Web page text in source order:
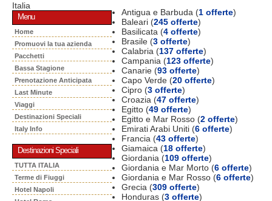
Italia
Menu
Home
Promuovi la tua azienda
Pacchetti
Bassa Stagione
Prenotazione Anticipata
Last Minute
Viaggi
Destinazioni Speciali
Italy Info
Destinazioni Speciali
TUTTA ITALIA
Terme di Fiuggi
Hotel Napoli
Antigua e Barbuda (1 offerte)
Baleari (245 offerte)
Basilicata (4 offerte)
Brasile (3 offerte)
Calabria (137 offerte)
Campania (123 offerte)
Canarie (93 offerte)
Capo Verde (20 offerte)
Cipro (3 offerte)
Croazia (47 offerte)
Egitto (49 offerte)
Egitto e Mar Rosso (2 offerte)
Emirati Arabi Uniti (6 offerte)
Francia (43 offerte)
Giamaica (18 offerte)
Giordania (109 offerte)
Giordania e Mar Morto (6 offerte)
Giordania e Mar Rosso (6 offerte)
Grecia (309 offerte)
Honduras (3 offerte)